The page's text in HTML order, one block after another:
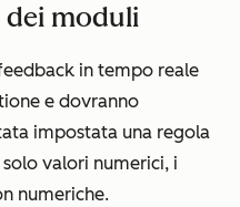
dei moduli
in tempo reale
e dovranno
impostata una regola
valori numerici, i
numeriche.